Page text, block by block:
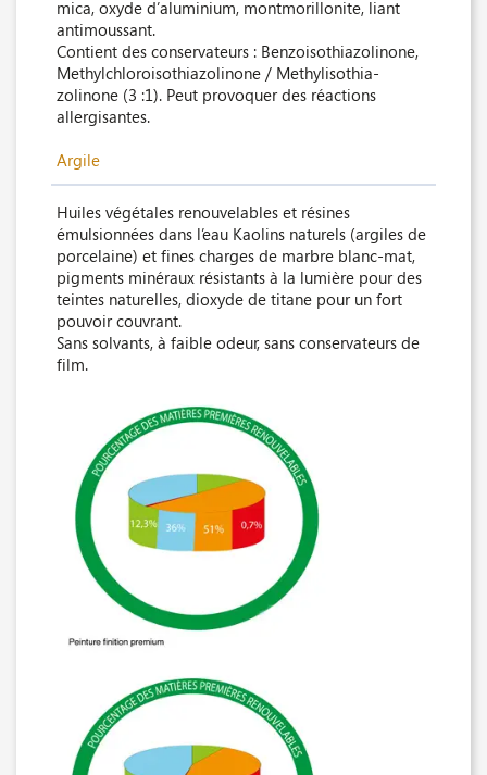
mica, oxyde d’aluminium, montmorillonite, liant
antimoussant.
Contient des conservateurs : Benzoisothiazolinone,
Methylchloroisothiazolinone / Methylisothia-
zolinone (3 :1). Peut provoquer des réactions
allergisantes.
Argile
Huiles végétales renouvelables et résines
émulsionnées dans l’eau Kaolins naturels (argiles de
porcelaine) et fines charges de marbre blanc-mat,
pigments minéraux résistants à la lumière pour des
teintes naturelles, dioxyde de titane pour un fort
pouvoir couvrant.
Sans solvants, à faible odeur, sans conservateurs de
film.